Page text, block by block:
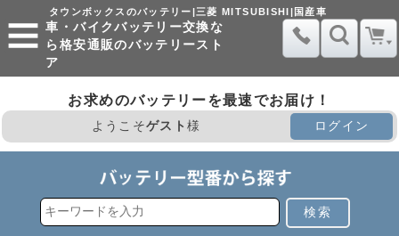
タウンボックスのバッテリー|三菱 MITSUBISHI|国産車
車・バイクバッテリー交換な
ら格安通販のバッテリースト
ア
お求めのバッテリーを最速でお届け！
ようこそゲスト様 ログイン
検索